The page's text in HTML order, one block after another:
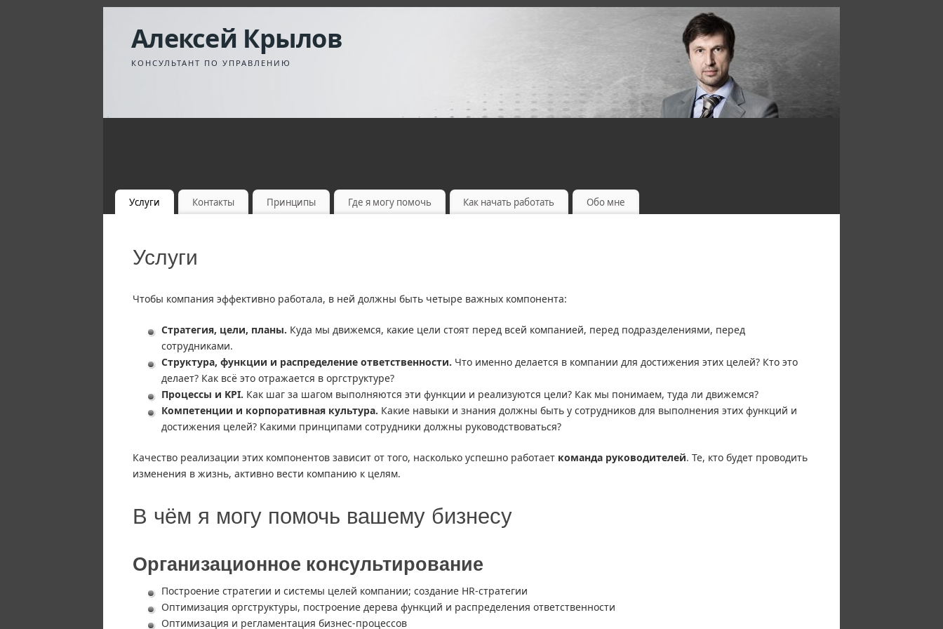
Алексей Крылов
КОНСУЛЬТАНТ ПО УПРАВЛЕНИЮ
Услуги Контакты Принципы Где я могу помочь Как начать работать Обо мне
Услуги
Чтобы компания эффективно работала, в ней должны быть четыре важных компонента:
Стратегия, цели, планы. Куда мы движемся, какие цели стоят перед всей компанией, перед подразделениями, перед
сотрудниками.
Структура, функции и распределение ответственности. Что именно делается в компании для достижения этих целей? Кто это
делает? Как всё это отражается в оргструктуре?
Процессы и KPI. Как шаг за шагом выполняются эти функции и реализуются цели? Как мы понимаем, туда ли движемся?
Компетенции и корпоративная культура. Какие навыки и знания должны быть у сотрудников для выполнения этих функций и
достижения целей? Какими принципами сотрудники должны руководствоваться?
Качество реализации этих компонентов зависит от того, насколько успешно работает команда руководителей. Те, кто будет проводить
изменения в жизнь, активно вести компанию к целям.
В чём я могу помочь вашему бизнесу
Организационное консультирование
Построение стратегии и системы целей компании; создание HR-стратегии
Оптимизация оргструктуры, построение дерева функций и распределения ответственности
Оптимизация и регламентация бизнес-процессов